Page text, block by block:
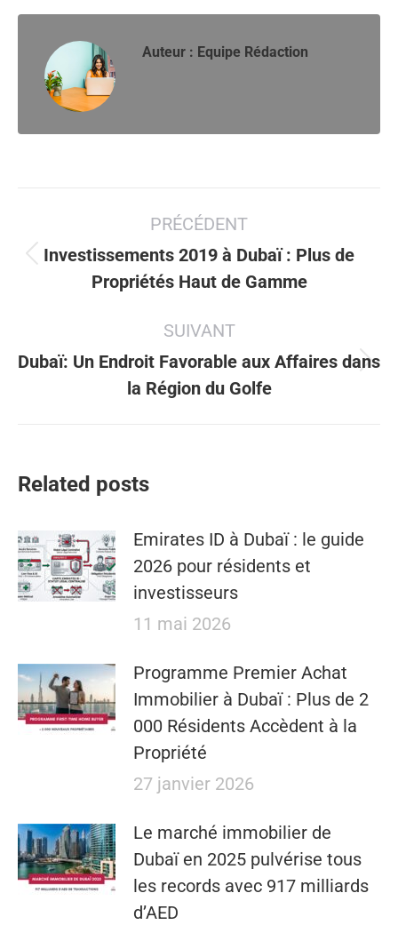
Auteur : Equipe Rédaction
article
PRÉCÉDENT
Article
précédent
Investissements 2019 à Dubaï : Plus de
Propriétés Haut de Gamme
SUIVANT
Article
suivant
Dubaï: Un Endroit Favorable aux Affaires dans
la Région du Golfe
Related posts
Emirates ID à Dubaï : le guide
2026 pour résidents et
investisseurs
11 mai 2026
​​Programme Premier Achat
Immobilier à Dubaï : Plus de 2
000 Résidents Accèdent à la
Propriété
27 janvier 2026
Le marché immobilier de
Dubaï en 2025 pulvérise tous
les records avec 917 milliards
d’AED